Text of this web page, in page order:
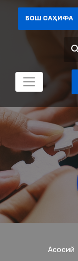
БОШ САҲИФА
Aсосий